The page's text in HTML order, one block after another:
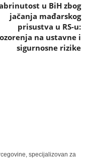
u BiH zbog
jačanja mađarskog
prisustva u RS-u:
na ustavne i
sigurnosne rizike
specijalizovan za